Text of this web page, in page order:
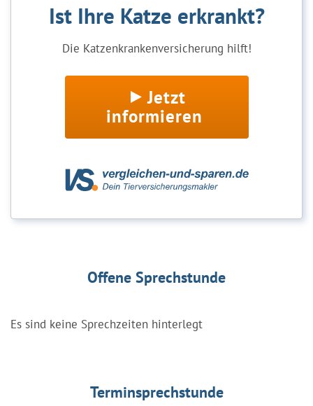
Ist Ihre Katze erkrankt?
Die Katzenkrankenversicherung hilft!
Jetzt
informieren
Offene Sprechstunde
Es sind keine Sprechzeiten hinterlegt
Terminsprechstunde